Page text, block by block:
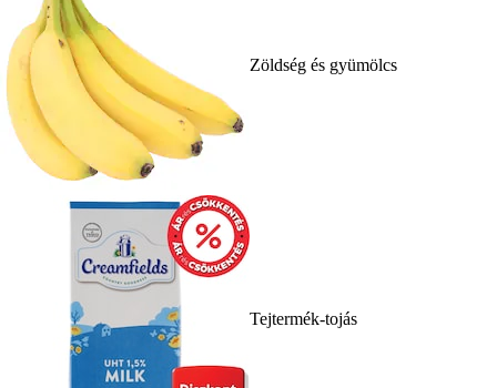
Zöldség és gyümölcs
Tejtermék-tojás